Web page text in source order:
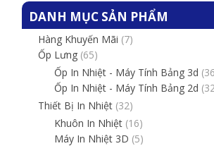
DANH MỤC SẢN PHẨM
Hàng Khuyến Mãi (7)
Ốp Lưng (65)
Ốp In Nhiệt - Máy Tính Bảng 3d
Ốp In Nhiệt - Máy Tính Bảng 2d
Thiết Bị In Nhiệt (32)
Khuôn In Nhiệt (16)
Máy In Nhiệt 3D (5)